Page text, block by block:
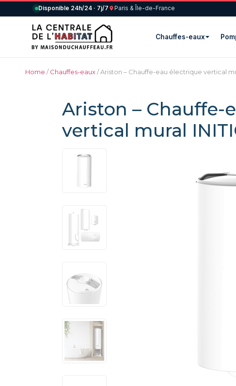
Disponible 24h/24 · 7j/7 Paris & Île-de-France
Chauffes-eaux
Home /Chauffes-eaux/ Ariston – Chauffe-eau électrique vertical
Ariston – Chauffe-
vertical mural